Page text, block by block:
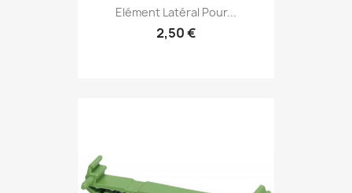
Elément Latéral Pour...
2,50 €